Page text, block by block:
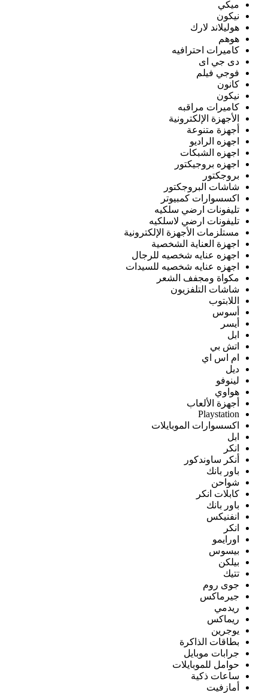
ميكي
نيكون
هوليلاند لارك
هوهم
كاميرات احترافيه
دى جي اى
فوجي فيلم
كانون
نيكون
كاميرات مراقبه
الأجهزة الإلكترونية
أجهزة متنوعة
اجهزه الراديو
اجهزه الشبكات
اجهزه بروجيكتور
بروجكتور
شاشات البروجكتور
اكسسوارات كمبيوتر
تليفونات ارضي سلكيه
تليفونات ارضي لاسلكيه
مستلزمات الأجهزة الإلكترونية
اجهزة العناية الشخصية
اجهزه عنايه شخصيه للرجال
اجهزه عنايه شخصيه للسيدات
مكواة ومجفف الشعر
شاشات التلفزيون
اللابتوب
أسوس
أيسر
ابل
اتش بي
ام اس اي
ديل
لينوفو
هواوي
أجهزة الألعاب
Playstation
اكسسوارات الموبايلات
ابل
انكر
أنكر ساوندكور
باور بانك
شواحن
كابلات انكر
باور بانك
انفنيكس
انكر
اورايمو
بيسوس
بيلكن
تتيك
جوى روم
جيرماكس
ريدمي
ريماكس
يوجرين
بطاقات الذاكرة
جرابات موبايل
حوامل للموبايلات
ساعات ذكية
أمازفيت